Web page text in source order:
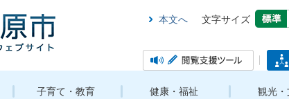
本文へ 文字サイズ
子育て・教育 健康・福祉 観光・